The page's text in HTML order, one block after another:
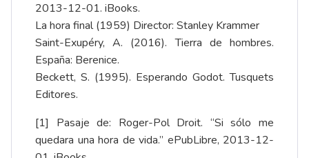
2013-12-01. iBooks.
La hora final (1959) Director: Stanley Krammer
Saint-Exupéry, A. (2016). Tierra de hombres.
España: Berenice.
Beckett, S. (1995). Esperando Godot. Tusquets
Editores.
[1] Pasaje de: Roger-Pol Droit. “Si sólo me
quedara una hora de vida.” ePubLibre, 2013-12-